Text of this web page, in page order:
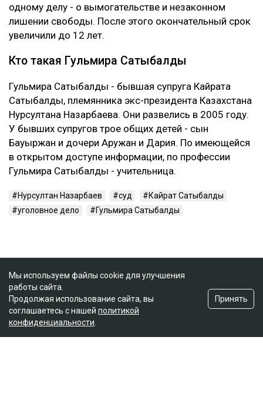
одному делу - о вымогательстве и незаконном
лишении свободы. После этого окончательный срок
увеличили до 12 лет.
Кто такая Гульмира Сатыбалды
Гульмира Сатыбалды - бывшая супруга Кайрата
Сатыбалды, племянника экс-президента Казахстана
Нурсултана Назарбаева. Они развелись в 2005 году.
У бывших супругов трое общих детей - сын
Бауыржан и дочери Аружан и Дария. По имеющейся
в открытом доступе информации, по профессии
Гульмира Сатыбалды - учительница.
Нурсултан Назарбаев суд
Кайрат Сатыбалды
уголовное дело
Гульмира Сатыбалды
Мы используем файлы cookie для улучшения
работы сайта.
Продолжая использование сайта, вы
соглашаетесь с нашей политикой
конфиденциальности
Принять